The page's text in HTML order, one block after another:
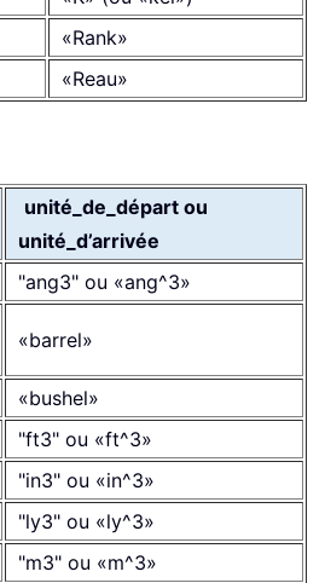
«Rank»
«Reau»
unité_de_départ ou
unité_d’arrivée
"ang3" ou «ang^3»
«barrel»
«bushel»
"ft3" ou «ft^3»
"in3" ou «in^3»
"ly3" ou «ly^3»
"m3" ou «m^3»